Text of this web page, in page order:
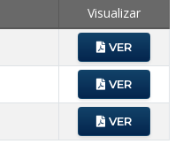
Visualizar
VER
VER
VER